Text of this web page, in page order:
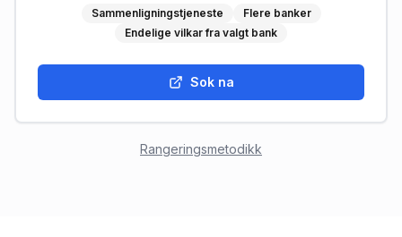
Sammenligningstjeneste
Flere banker
Endelige vilkar fra valgt bank
Sok na
Rangeringsmetodikk